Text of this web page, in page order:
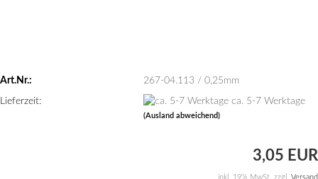
Art.Nr.: 267-04.113 / 0,25mm
Lieferzeit: ca. 5-7 Werktage
(Ausland abweichend)
3,05 EUR
inkl. 19% MwSt. zzgl. Versand